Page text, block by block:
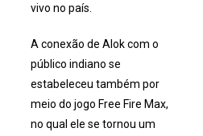
vivo no país.
A conexão de Alok com o
público indiano se
estabeleceu também por
meio do jogo Free Fire Max,
no qual ele se tornou um